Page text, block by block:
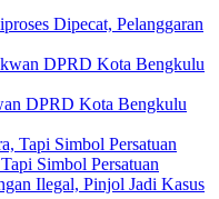
Dipecat, Pelanggaran
DPRD Kota Bengkulu
Simbol Persatuan